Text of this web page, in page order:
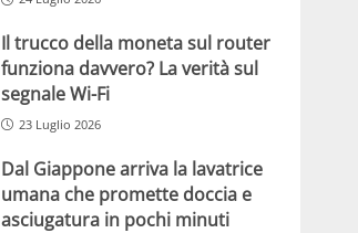
Il trucco della moneta sul router
funziona davvero? La verità sul
segnale Wi-Fi
23 Luglio 2026
Dal Giappone arriva la lavatrice
umana che promette doccia e
asciugatura in pochi minuti